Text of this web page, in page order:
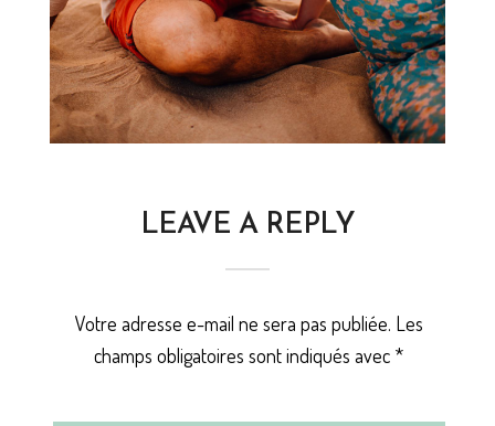
LEAVE A REPLY
Votre adresse e-mail ne sera pas publiée. Les
champs obligatoires sont indiqués avec *